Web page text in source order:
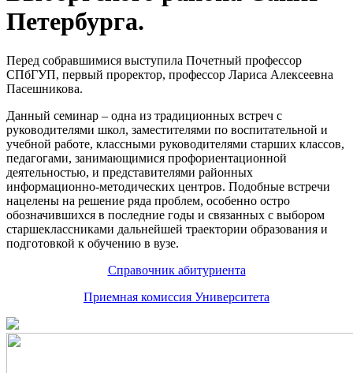
Петербурга.
Перед собравшимися выступила Почетный профессор
СПбГУП, первый проректор, профессор Лариса Алексеевна
Пасешникова.
Данный семинар – одна из традиционных встреч с
руководителями школ, заместителями по воспитательной и
учебной работе, классными руководителями старших классов,
педагогами, занимающимися профориентационной
деятельностью, и представителями районных
информационно-методических центров. Подобные встречи
нацелены на решение ряда проблем, особенно остро
обозначившихся в последние годы и связанных с выбором
старшеклассниками дальнейшей траектории образования и
подготовкой к обучению в вузе.
Справочник абитуриента
Приемная комиссия Университета